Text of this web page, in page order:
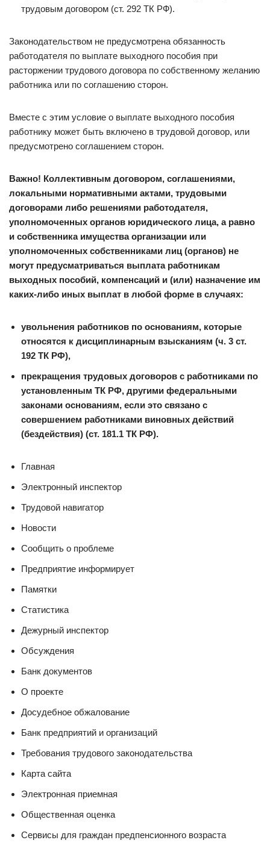
трудовым договором (ст. 292 ТК РФ).
Законодательством не предусмотрена обязанность
работодателя по выплате выходного пособия при
расторжении трудового договора по собственному желанию
работника или по соглашению сторон.
Вместе с этим условие о выплате выходного пособия
работнику может быть включено в трудовой договор, или
предусмотрено соглашением сторон.
Важно! Коллективным договором, соглашениями,
локальными нормативными актами, трудовыми
договорами либо решениями работодателя,
уполномоченных органов юридического лица, а равно
и собственника имущества организации или
уполномоченных собственниками лиц (органов) не
могут предусматриваться выплата работникам
выходных пособий, компенсаций и (или) назначение им
каких-либо иных выплат в любой форме в случаях:
увольнения работников по основаниям, которые
относятся к дисциплинарным взысканиям (ч. 3 ст.
192 ТК РФ),
прекращения трудовых договоров с работниками по
установленным ТК РФ, другими федеральными
законами основаниям, если это связано с
совершением работниками виновных действий
(бездействия) (ст. 181.1 ТК РФ).
Главная
Электронный инспектор
Трудовой навигатор
Новости
Сообщить о проблеме
Предприятие информирует
Памятки
Статистика
Дежурный инспектор
Обсуждения
Банк документов
О проекте
Досудебное обжалование
Банк предприятий и организаций
Требования трудового законодательства
Карта сайта
Электронная приемная
Общественная оценка
Сервисы для граждан предпенсионного возраста